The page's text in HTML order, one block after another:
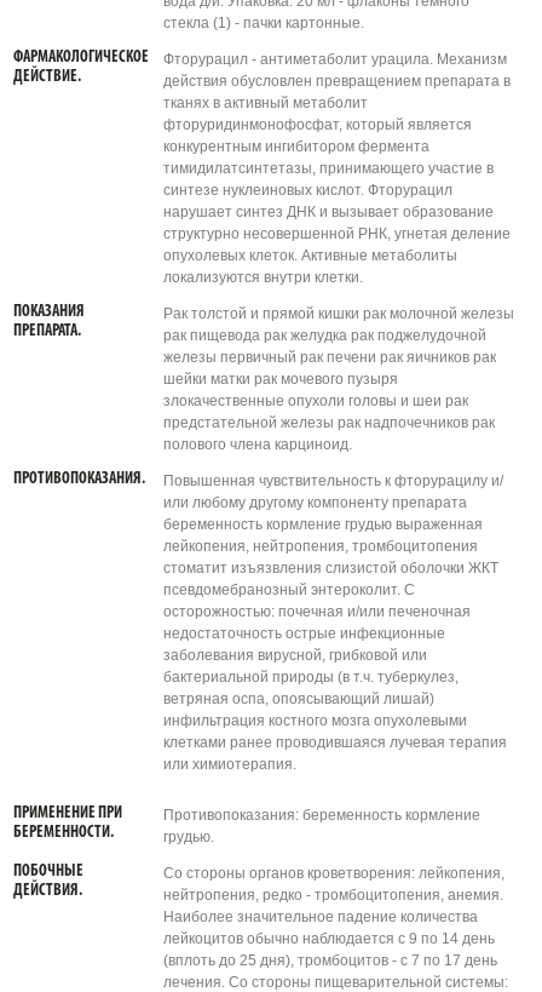
стекла (1) - пачки картонные.
ФАРМАКОЛОГИЧЕСКОЕ
ДЕЙСТВИЕ.
Фторурацил - антиметаболит урацила. Механизм
действия обусловлен превращением препарата в
тканях в активный метаболит
фторуридинмонофосфат, который является
конкурентным ингибитором фермента
тимидилатсинтетазы, принимающего участие в
синтезе нуклеиновых кислот. Фторурацил
нарушает синтез ДНК и вызывает образование
структурно несовершенной РНК, угнетая деление
опухолевых клеток. Активные метаболиты
локализуются внутри клетки.
ПОКАЗАНИЯ
ПРЕПАРАТА.
Рак толстой и прямой кишки рак молочной железы
рак пищевода рак желудка рак поджелудочной
железы первичный рак печени рак яичников рак
шейки матки рак мочевого пузыря
злокачественные опухоли головы и шеи рак
предстательной железы рак надпочечников рак
полового члена карциноид.
ПРОТИВОПОКАЗАНИЯ.
Повышенная чувствительность к фторурацилу и/
или любому другому компоненту препарата
беременность кормление грудью выраженная
лейкопения, нейтропения, тромбоцитопения
стоматит изъязвления слизистой оболочки ЖКТ
псевдомебранозный энтероколит. С
осторожностью: почечная и/или печеночная
недостаточность острые инфекционные
заболевания вирусной, грибковой или
бактериальной природы (в т.ч. туберкулез,
ветряная оспа, опоясывающий лишай)
инфильтрация костного мозга опухолевыми
клетками ранее проводившаяся лучевая терапия
или химиотерапия.
ПРИМЕНЕНИЕ ПРИ
БЕРЕМЕННОСТИ.
Противопоказания: беременность кормление
грудью.
ПОБОЧНЫЕ
ДЕЙСТВИЯ.
Со стороны органов кроветворения: лейкопения,
нейтропения, редко - тромбоцитопения, анемия.
Наиболее значительное падение количества
лейкоцитов обычно наблюдается с 9 по 14 день
(вплоть до 25 дня), тромбоцитов - с 7 по 17 день
лечения. Со стороны пищеварительной системы: